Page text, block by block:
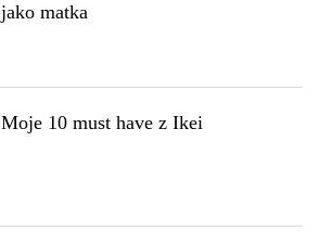
jako matka
Moje 10 must have z Ikei